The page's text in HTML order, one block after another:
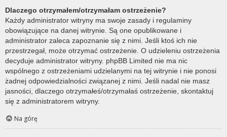
Dlaczego otrzymałem/otrzymałam ostrzeżenie?
Każdy administrator witryny ma swoje zasady i regulaminy
obowiązujące na danej witrynie. Są one opublikowane i
administrator zaleca zapoznanie się z nimi. Jeśli ktoś ich nie
przestrzegał, może otrzymać ostrzeżenie. O udzieleniu ostrzeżenia
decyduje administrator witryny. phpBB Limited nie ma nic
wspólnego z ostrzeżeniami udzielanymi na tej witrynie i nie ponosi
żadnej odpowiedzialności związanej z nimi. Jeśli nadal nie masz
jasności, dlaczego otrzymałeś/otrzymałaś ostrzeżenie, skontaktuj
się z administratorem witryny.
Na górę